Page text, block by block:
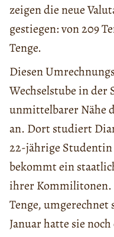
zeigen die neue
gestiegen: von 209
Tenge.
Diesen
Wechselstube in der
unmittelbarer Nähe
an. Dort studiert
22-jährige
bekommt ein
ihrer Kommilitonen.
Tenge, umgerechnet
Januar hatte sie